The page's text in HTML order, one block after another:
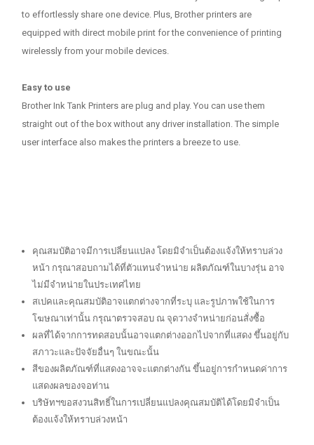
to effortlessly share one device. Plus, Brother printers are
equipped with direct mobile print for the convenience of printing
wirelessly from your mobile devices.
Easy to use
Brother Ink Tank Printers are plug and play. You can use them
straight out of the box without any driver installation. The simple
user interface also makes the printers a breeze to use.
คุณสมบัติอาจมีการเปลี่ยนแปลง โดยมิจำเป็นต้องแจ้งให้ทราบล่วง
หน้า กรุณาสอบถามได้ที่ตัวแทนจำหน่าย ผลิตภัณฑ์ในบางรุ่น อาจ
ไม่มีจำหน่ายในประเทศไทย
สเปคและคุณสมบัติอาจแตกต่างจากที่ระบุ และรูปภาพใช้ในการ
โฆษณาเท่านั้น กรุณาตรวจสอบ ณ จุดวางจำหน่ายก่อนสั่งซื้อ
ผลที่ได้จากการทดสอบนั้นอาจแตกต่างออกไปจากที่แสดง ขึ้นอยู่กับ
สภาวะและปัจจัยอื่นๆ ในขณะนั้น
สีของผลิตภัณฑ์ที่แสดงอาจจะแตกต่างกัน ขึ้นอยู่การกำหนดค่าการ
แสดงผลของจอท่าน
บริษัทฯขอสงวนสิทธิ์ในการเปลี่ยนแปลงคุณสมบัติได้โดยมิจำเป็น
ต้องแจ้งให้ทราบล่วงหน้า